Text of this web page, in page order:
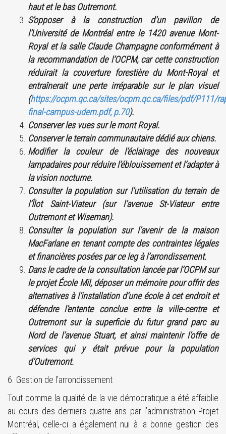
haut et le bas Outremont.
S’opposer à la construction d’un pavillon de
l’Université de Montréal entre le 1420 avenue Mont-
Royal et la salle Claude Champagne conformément à
la recommandation de l’OCPM, car cette construction
réduirait la couverture forestière du Mont-Royal et
entraînerait une perte irréparable sur le plan visuel
(https://ocpm.qc.ca/sites/ocpm.qc.ca/files/pdf/P111/
final-campus-udem.pdf, p.70).
Conserver les vues sur le mont Royal.
Conserver le terrain communautaire dédié aux chiens.
Modifier la couleur de l’éclairage des nouveaux
lampadaires pour réduire l’éblouissement et l’adapter à
la vision nocturne.
Consulter la population sur l’utilisation du terrain de
l’Îlot Saint-Viateur (sur l’avenue St-Viateur entre
Outremont et Wiseman).
Consulter la population sur l’avenir de la maison
MacFarlane en tenant compte des contraintes légales
et financières posées par ce leg à l’arrondissement.
Dans le cadre de la consultation lancée par l’OCPM sur
le projet École Mil, déposer un mémoire pour offrir des
alternatives à l’installation d’une école à cet endroit et
défendre l’entente conclue entre la ville-centre et
Outremont sur la superficie du futur grand parc au
Nord de l’avenue Stuart, et ainsi maintenir l’offre de
services qui y était prévue pour la population
d’Outremont.
6. Gestion de l’arrondissement
Tout comme la qualité de la vie démocratique a été affaiblie
au cours des derniers quatre ans par l’administration Projet
Montréal, celle-ci a également nui à la bonne gestion des